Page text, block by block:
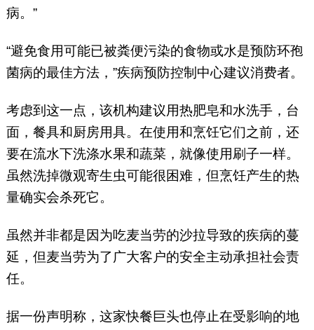
病。”
“避免食用可能已被粪便污染的食物或水是预防环孢
菌病的最佳方法，”疾病预防控制中心建议消费者。
考虑到这一点，该机构建议用热肥皂和水洗手，台
面，餐具和厨房用具。在使用和烹饪它们之前，还
要在流水下洗涤水果和蔬菜，就像使用刷子一样。
虽然洗掉微观寄生虫可能很困难，但烹饪产生的热
量确实会杀死它。
虽然并非都是因为吃麦当劳的沙拉导致的疾病的蔓
延，但麦当劳为了广大客户的安全主动承担社会责
任。
据一份声明称，这家快餐巨头也停止在受影响的地